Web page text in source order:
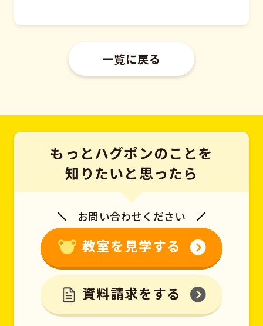
一覧に戻る
もっとハグポンのことを
知りたいと思ったら
お問い合わせください
教室を見学する
資料請求をする